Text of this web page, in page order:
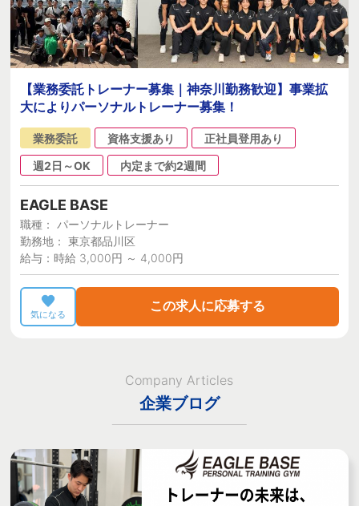
【業務委託トレーナー募集｜神奈川勤務歓迎】事業拡
大によりパーソナルトレーナー募集！
業務委託 資格支援あり
正社員登用あり
週2日～OK
内定まで約2週間
EAGLE BASE
職種： パーソナルトレーナー
勤務地： 東京都品川区
給与：時給 3,000円 ～ 4,000円
気になる
この求人に応募する
Company Articles
企業ブログ